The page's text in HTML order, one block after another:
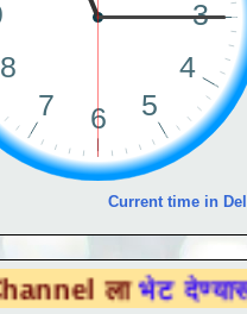
Current time in
देण्यासाठी येथे